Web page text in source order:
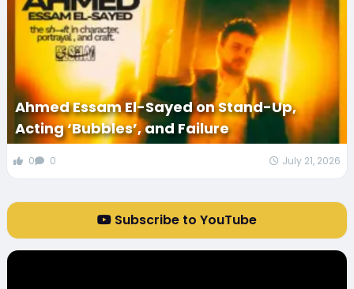
Ahmed Essam El-Sayed on Stand-Up,
Acting ‘Bubbles’, and Failure
0 0 July 21, 2026
Subscribe to YouTube